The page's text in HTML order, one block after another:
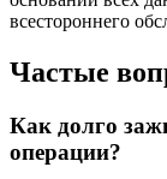
всестороннего
Частые
Как долго
операции?